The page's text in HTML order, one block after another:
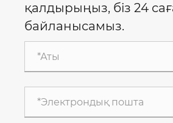
қалдырыңыз, біз 24
байланысамыз.